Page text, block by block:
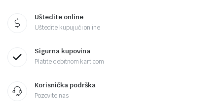
Uštedite online
Uštedite kupujući online
Sigurna kupovina
Platite debitnom karticom
Korisnička podrška
Pozovite nas